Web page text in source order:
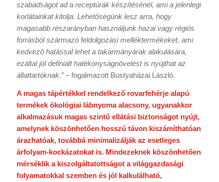
szabadságot ad a receptúrák készítésénél, ami a jelenlegi
korlátainkat kitolja. Lehetőségünk lesz arra, hogy
magasabb részarányban használjunk hazai vagy régiós
forrásból származó feldolgozási melléktermékeket, ami
kedvező hatással lehet a takarmányárak alakulására,
ezáltaljól definiált hatékonyságnövelést is nyújthat az
állattartóknak.”– fogalmazott Bustyaházai László.
A magas tápértékkel rendelkező rovarfehérje alapú
termékek ökológiai lábnyoma alacsony, ugyanakkor
alkalmazásuk magas szintű ellátási biztonságot nyújt,
amelynek köszönhetően hosszú távon kiszámíthatóan
árazhatóak, továbbá minimalizálják az esetleges
árfolyam-kockázatokat is. Mindezeknek köszönhetően
mérséklik a kiszolgáltatottságot a világgazdasági
folyamatokkal szemben és jól kalkulálható,